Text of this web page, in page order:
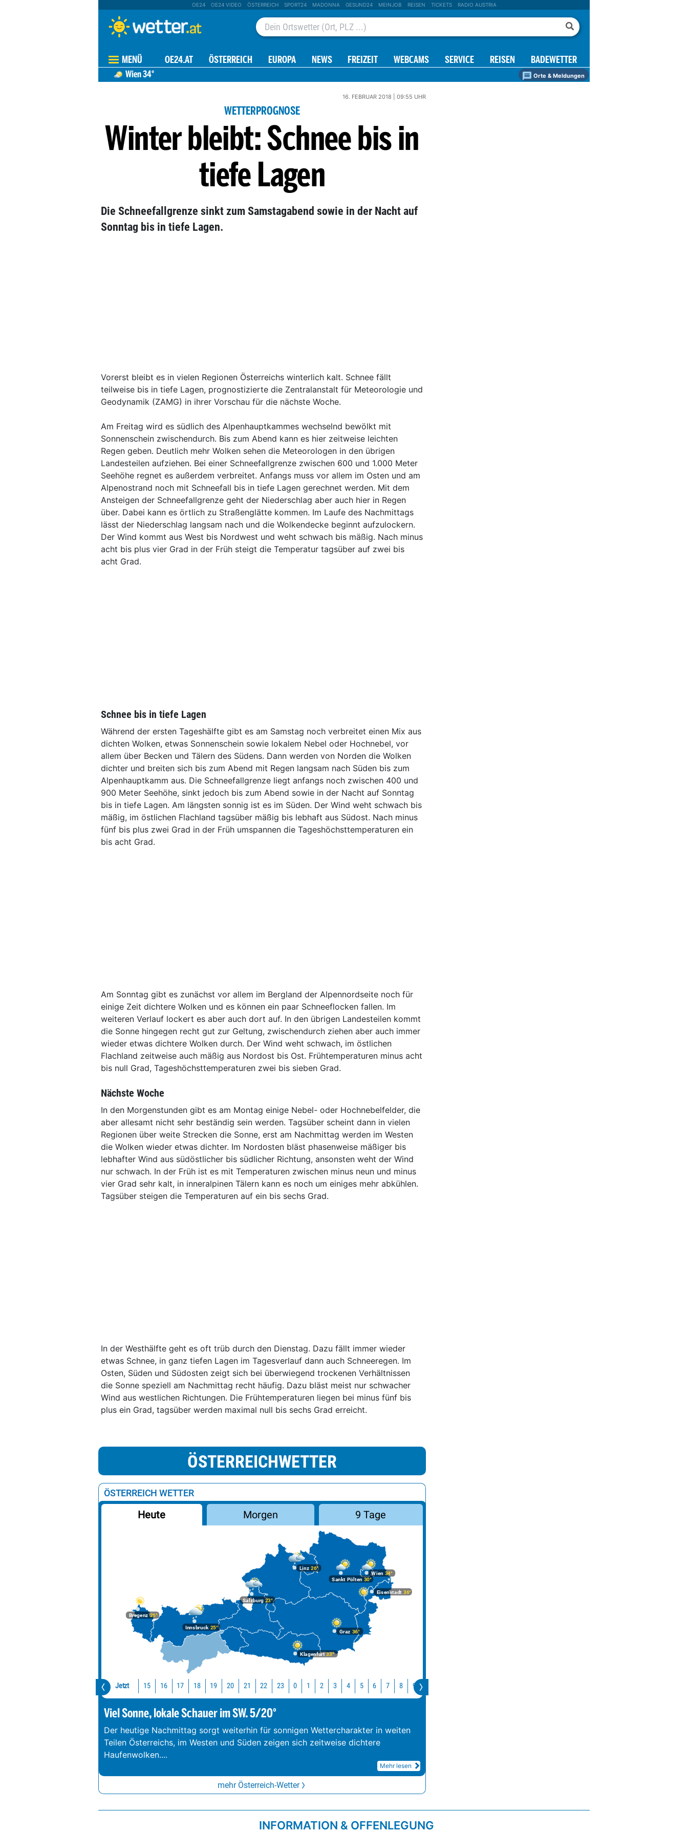
OE24 OE24 VIDEO ÖSTERREICH SPORT24 MADONNA GESUND24 MEINJOB REISEN TICKETS RADIO AUSTRIA
MENÜ OE24.AT ÖSTERREICH EUROPA NEWS FREIZEIT WEBCAMS SERVICE REISEN BADEWETTER
Wien34° Orte & Meldungen
16. FEBRUAR 2018 | 09:55 UHR
WETTERPROGNOSE
Winter bleibt: Schnee bis in
tiefe Lagen
Die Schneefallgrenze sinkt zum Samstagabend sowie in der Nacht auf
Sonntag bis in tiefe Lagen.
Vorerst bleibt es in vielen Regionen Österreichs winterlich kalt. Schnee fällt
teilweise bis in tiefe Lagen, prognostizierte die Zentralanstalt für Meteorologie und
Geodynamik (ZAMG) in ihrer Vorschau für die nächste Woche.
Am Freitag wird es südlich des Alpenhauptkammes wechselnd bewölkt mit
Sonnenschein zwischendurch. Bis zum Abend kann es hier zeitweise leichten
Regen geben. Deutlich mehr Wolken sehen die Meteorologen in den übrigen
Landesteilen aufziehen. Bei einer Schneefallgrenze zwischen 600 und 1.000 Meter
Seehöhe regnet es außerdem verbreitet. Anfangs muss vor allem im Osten und am
Alpenostrand noch mit Schneefall bis in tiefe Lagen gerechnet werden. Mit dem
Ansteigen der Schneefallgrenze geht der Niederschlag aber auch hier in Regen
über. Dabei kann es örtlich zu Straßenglätte kommen. Im Laufe des Nachmittags
lässt der Niederschlag langsam nach und die Wolkendecke beginnt aufzulockern.
Der Wind kommt aus West bis Nordwest und weht schwach bis mäßig. Nach minus
acht bis plus vier Grad in der Früh steigt die Temperatur tagsüber auf zwei bis
acht Grad.
Schnee bis in tiefe Lagen
Während der ersten Tageshälfte gibt es am Samstag noch verbreitet einen Mix aus
dichten Wolken, etwas Sonnenschein sowie lokalem Nebel oder Hochnebel, vor
allem über Becken und Tälern des Südens. Dann werden von Norden die Wolken
dichter und breiten sich bis zum Abend mit Regen langsam nach Süden bis zum
Alpenhauptkamm aus. Die Schneefallgrenze liegt anfangs noch zwischen 400 und
900 Meter Seehöhe, sinkt jedoch bis zum Abend sowie in der Nacht auf Sonntag
bis in tiefe Lagen. Am längsten sonnig ist es im Süden. Der Wind weht schwach bis
mäßig, im östlichen Flachland tagsüber mäßig bis lebhaft aus Südost. Nach minus
fünf bis plus zwei Grad in der Früh umspannen die Tageshöchsttemperaturen ein
bis acht Grad.
Am Sonntag gibt es zunächst vor allem im Bergland der Alpennordseite noch für
einige Zeit dichtere Wolken und es können ein paar Schneeflocken fallen. Im
weiteren Verlauf lockert es aber auch dort auf. In den übrigen Landesteilen kommt
die Sonne hingegen recht gut zur Geltung, zwischendurch ziehen aber auch immer
wieder etwas dichtere Wolken durch. Der Wind weht schwach, im östlichen
Flachland zeitweise auch mäßig aus Nordost bis Ost. Frühtemperaturen minus acht
bis null Grad, Tageshöchsttemperaturen zwei bis sieben Grad.
Nächste Woche
In den Morgenstunden gibt es am Montag einige Nebel- oder Hochnebelfelder, die
aber allesamt nicht sehr beständig sein werden. Tagsüber scheint dann in vielen
Regionen über weite Strecken die Sonne, erst am Nachmittag werden im Westen
die Wolken wieder etwas dichter. Im Nordosten bläst phasenweise mäßiger bis
lebhafter Wind aus südöstlicher bis südlicher Richtung, ansonsten weht der Wind
nur schwach. In der Früh ist es mit Temperaturen zwischen minus neun und minus
vier Grad sehr kalt, in inneralpinen Tälern kann es noch um einiges mehr abkühlen.
Tagsüber steigen die Temperaturen auf ein bis sechs Grad.
In der Westhälfte geht es oft trüb durch den Dienstag. Dazu fällt immer wieder
etwas Schnee, in ganz tiefen Lagen im Tagesverlauf dann auch Schneeregen. Im
Osten, Süden und Südosten zeigt sich bei überwiegend trockenen Verhältnissen
die Sonne speziell am Nachmittag recht häufig. Dazu bläst meist nur schwacher
Wind aus westlichen Richtungen. Die Frühtemperaturen liegen bei minus fünf bis
plus ein Grad, tagsüber werden maximal null bis sechs Grad erreicht.
ÖSTERREICHWETTER
ÖSTERREICH WETTER
Heute Morgen 9 Tage
Bregenz26°
Graz 36°
Innsbruck25°
Klagenfurt33°
Linz 26°
Salzburg23°
Wien 34°
Eisenstadt 36°
Sankt Pölten 30°
Jetzt 15 16 17 18 19 20 21 22 23 0 1 2 3 4 5 6 7 8 9
Viel Sonne, lokale Schauer im SW. 5/20°
Der heutige Nachmittag sorgt weiterhin für sonnigen Wettercharakter in weiten
Teilen Österreichs, im Westen und Süden zeigen sich zeitweise dichtere
Haufenwolken....
Mehr lesen
mehr Österreich-Wetter
INFORMATION & OFFENLEGUNG